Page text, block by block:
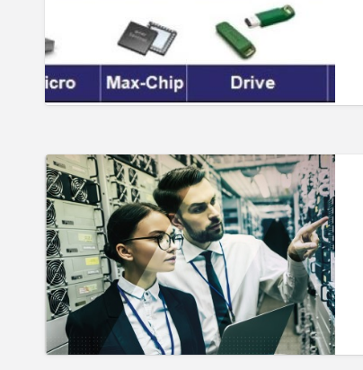
動
化
管
理|
軟
體
權
碼|
智
慧
財
產
權
保
護
Sentinel
LDK
軟
體
保
護
鎖|
式